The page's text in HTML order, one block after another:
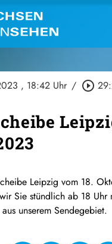
, 18:42 Uhr / play_circle_outline
Leipzig vom 18.
Sie stündlich ab 18 Uhr
unserem Sendegebiet.